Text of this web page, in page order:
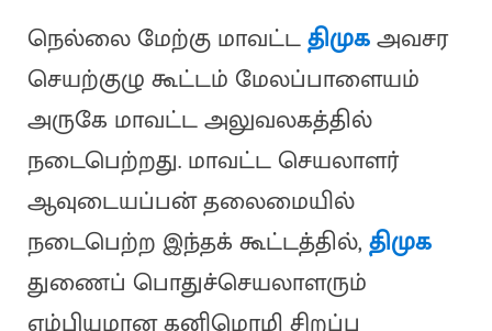
நெல்லை மேற்கு மாவட்டதிமுகஅவசர
செயற்குழு கூட்டம் மேலப்பாளையம்
அருகே மாவட்ட அலுவலகத்தில்
நடைபெற்றது. மாவட்ட செயலாளர்
ஆவுடையப்பன் தலைமையில்
நடைபெற்ற இந்தக் கூட்டத்தில்,திமுக
துணைப் பொதுச்செயலாளரும்